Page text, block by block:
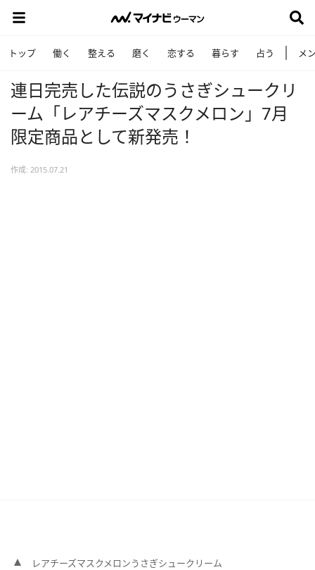
トップ 働く 整える 磨く 恋する 暮らす 占う メ
連日完売した伝説のうさぎシュークリ
ーム「レアチーズマスクメロン」7月
限定商品として新発売！
作成: 2015.07.21
レアチーズマスクメロンうさぎシュークリーム